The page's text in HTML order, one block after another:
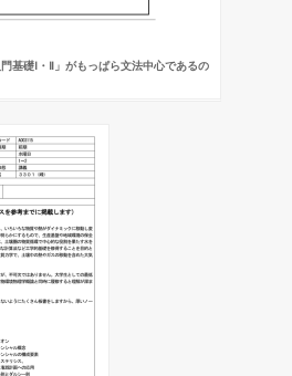
基礎Ⅰ・Ⅱ」がもっぱら文法中心であるの